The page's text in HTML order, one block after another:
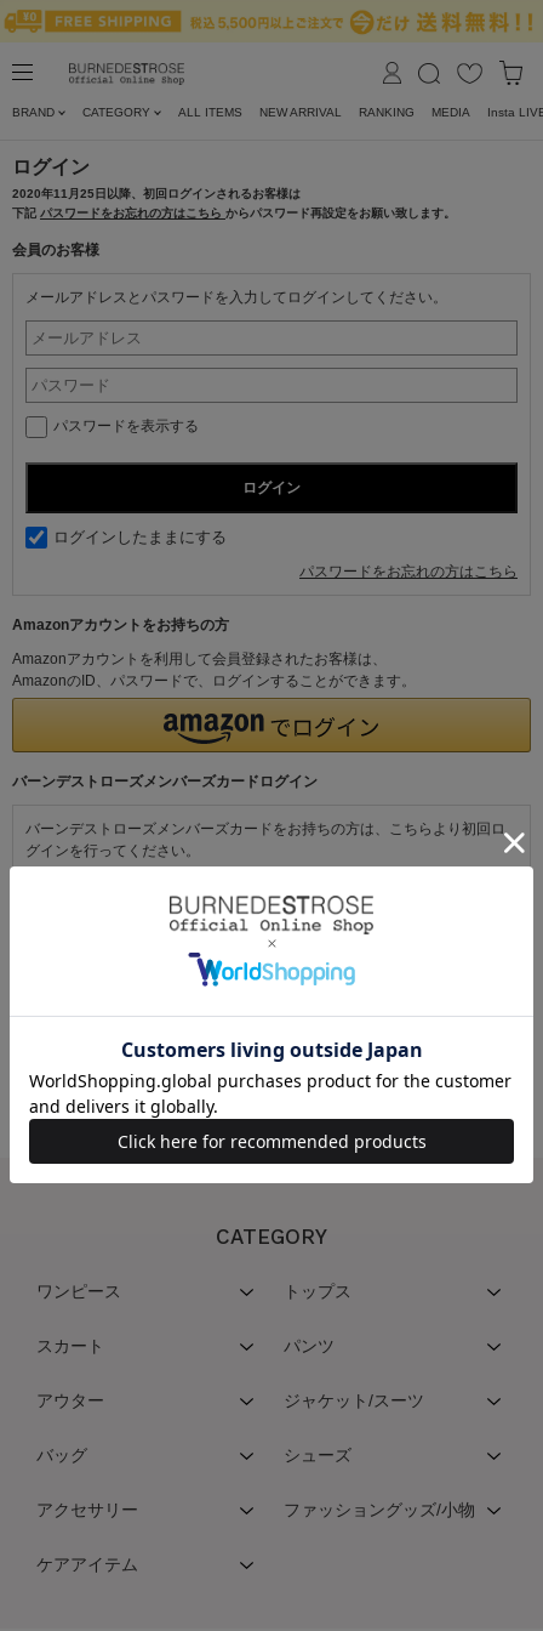
BRAND CATEGORY ALL ITEMS NEW ARRIVAL RANKING MEDIA Insta
ログイン
2020年11月25日以降、初回ログインされるお客様は
下記 パスワードをお忘れの方はこちら からパスワード再設定をお願い致します。
会員のお客様
メールアドレスとパスワードを入力してログインしてください。
パスワードを表示する
ログインしたままにする
パスワードをお忘れの方はこちら
Amazonアカウントをお持ちの方
Amazonアカウントを利用して会員登録されたお客様は、
AmazonのID、パスワードで、ログインすることができます。
バーンデストローズメンバーズカードログイン
バーンデストローズメンバーズカードをお持ちの方は、こちらより初回ロ
グインを行ってください。
初めてご利用の方・会員以外の方
初めてご利用のお客様は、こちらから会員登録を行ってください。
うになります。
CATEGORY
ワンピース トップス
スカート パンツ
アウター ジャケット/スーツ
バッグ シューズ
アクセサリー ファッショングッズ/小物
ケアアイテム